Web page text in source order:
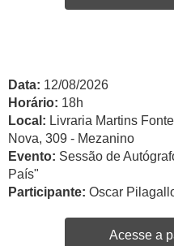
Data: 12/08/2026
Horário: 18h
Local: Livraria Martins
Nova, 309 - Mezanino
Evento: Sessão de
País"
Participante: Oscar
Acesse a